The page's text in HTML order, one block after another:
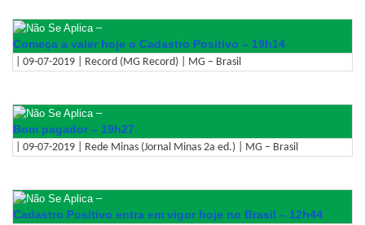
–
Começa a valer hoje o Cadastro Positivo – 19h14
| 09-07-2019 | Record (MG Record) | MG – Brasil
–
Bom pagador – 19h27
| 09-07-2019 | Rede Minas (Jornal Minas 2a ed.) | MG – Brasil
–
Cadastro Positivo entra em vigor hoje no Brasil – 12h44